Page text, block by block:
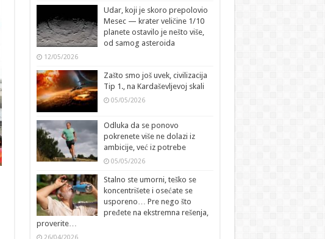
Udar, koji je skoro prepolovio
Mesec — krater veličine 1/10
planete ostavilo je nešto više,
od samog asteroida
12/05/2026
Zašto smo još uvek, civilizacija
Tip 1., na Kardaševljevoj skali
05/05/2026
Odluka da se ponovo
pokrenete više ne dolazi iz
ambicije, već iz potrebe
05/05/2026
Stalno ste umorni, teško se
koncentrišete i osećate se
usporeno… Pre nego što
pređete na ekstremna rešenja,
proverite…
26/04/2026